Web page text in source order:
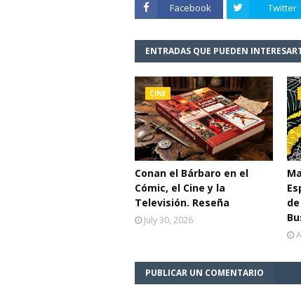
Facebook Twitter
ENTRADAS QUE PUEDEN
CINE
Conan el Bárbaro en el
Cómic, el Cine y la
Televisión. Reseña
July 30, 2026
PUBLICAR UN COMENTARIO